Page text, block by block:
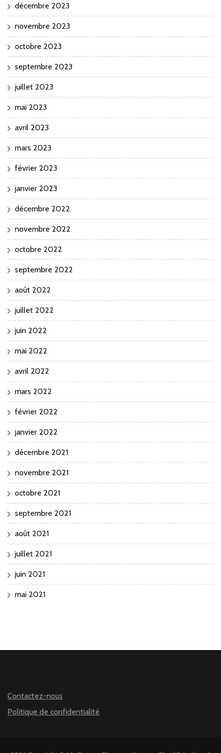
décembre 2023
novembre 2023
octobre 2023
septembre 2023
juillet 2023
mai 2023
avril 2023
mars 2023
février 2023
janvier 2023
décembre 2022
novembre 2022
octobre 2022
septembre 2022
août 2022
juillet 2022
juin 2022
mai 2022
avril 2022
mars 2022
février 2022
janvier 2022
décembre 2021
novembre 2021
octobre 2021
septembre 2021
août 2021
juillet 2021
juin 2021
mai 2021
Contactez-nous
Politique de confidentialité